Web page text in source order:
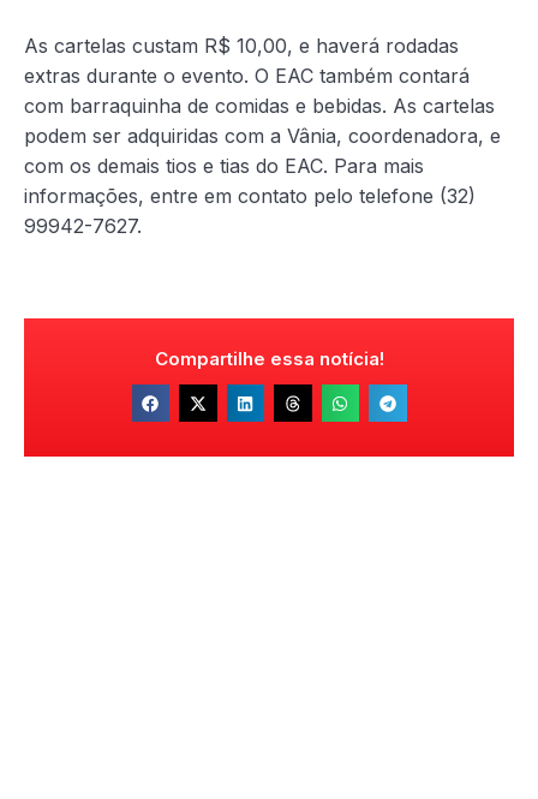
As cartelas custam R$ 10,00, e haverá rodadas
extras durante o evento. O EAC também contará
com barraquinha de comidas e bebidas. As cartelas
podem ser adquiridas com a Vânia, coordenadora, e
com os demais tios e tias do EAC. Para mais
informações, entre em contato pelo telefone (32)
99942-7627.
Compartilhe essa notícia!